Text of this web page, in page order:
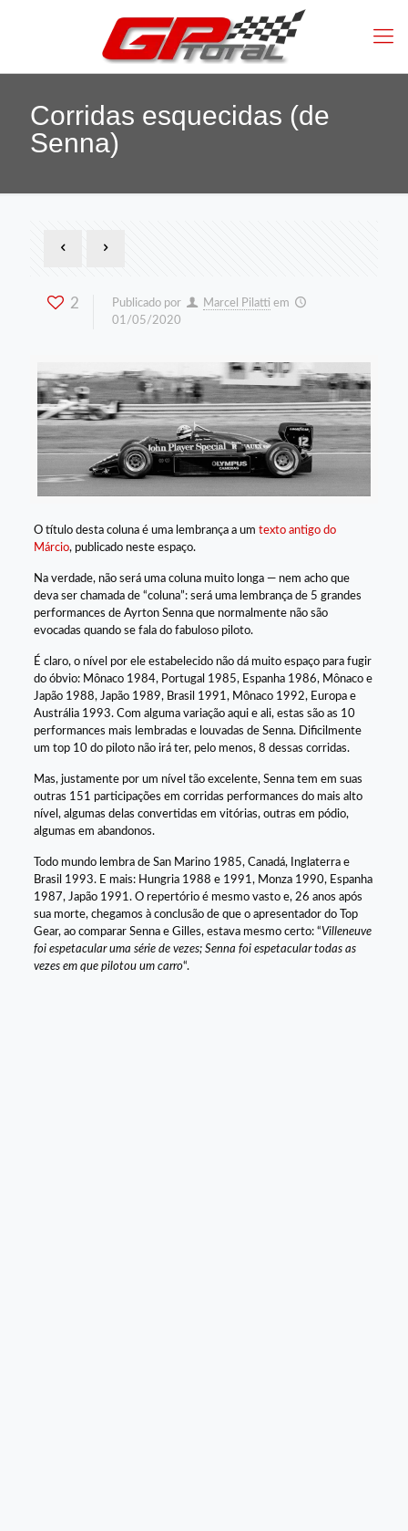
Corridas esquecidas (de
Senna)
2 Publicado por Marcel Pilatti em
01/05/2020
O título desta coluna é uma lembrança a um texto antigo do
Márcio, publicado neste espaço.
Na verdade, não será uma coluna muito longa — nem acho que
deva ser chamada de “coluna”: será uma lembrança de 5 grandes
performances de Ayrton Senna que normalmente não são
evocadas quando se fala do fabuloso piloto.
É claro, o nível por ele estabelecido não dá muito espaço para fugir
do óbvio: Mônaco 1984, Portugal 1985, Espanha 1986, Mônaco e
Japão 1988, Japão 1989, Brasil 1991, Mônaco 1992, Europa e
Austrália 1993. Com alguma variação aqui e ali, estas são as 10
performances mais lembradas e louvadas de Senna. Dificilmente
um top 10 do piloto não irá ter, pelo menos, 8 dessas corridas.
Mas, justamente por um nível tão excelente, Senna tem em suas
outras 151 participações em corridas performances do mais alto
nível, algumas delas convertidas em vitórias, outras em pódio,
algumas em abandonos.
Todo mundo lembra de San Marino 1985, Canadá, Inglaterra e
Brasil 1993. E mais: Hungria 1988 e 1991, Monza 1990, Espanha
1987, Japão 1991. O repertório é mesmo vasto e, 26 anos após
sua morte, chegamos à conclusão de que o apresentador do Top
Gear, ao comparar Senna e Gilles, estava mesmo certo: “Villeneuve
foi espetacular uma série de vezes; Senna foi espetacular todas as
vezes em que pilotou um carro“.